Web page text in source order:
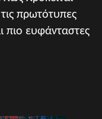
πρωτότυπες
πιο ευφάνταστες